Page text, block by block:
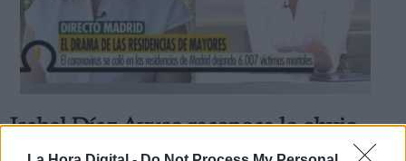
Isabel Díaz Ayuso reconoce lo obvio,
que su Ejecutivo gestionó las